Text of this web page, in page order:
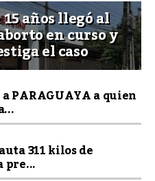
años llegó al
en curso y
el caso
a PARAGUAYA a quien
311 kilos de
pre...